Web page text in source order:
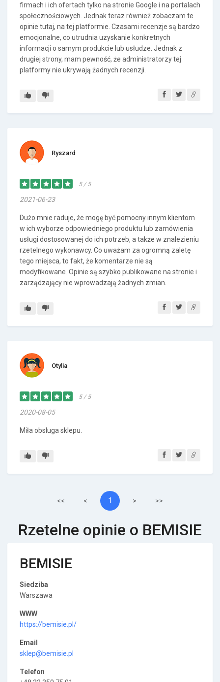
firmach i ich ofertach tylko na stronie Google i na portalach
społecznościowych. Jednak teraz również zobaczam te
opinie tutaj, na tej platformie. Czasami recenzje są bardzo
emocjonalne, co utrudnia uzyskanie konkretnych
informacji o samym produkcie lub usłudze. Jednak z
drugiej strony, mam pewność, że administratorzy tej
platformy nie ukrywają żadnych recenzji.
Ryszard
5 / 5
2021-06-23
Dużo mnie raduje, że mogę być pomocny innym klientom
w ich wyborze odpowiedniego produktu lub zamówienia
usługi dostosowanej do ich potrzeb, a także w znalezieniu
rzetelnego wykonawcy. Co uważam za ogromną zaletę
tego miejsca, to fakt, że komentarze nie są
modyfikowane. Opinie są szybko publikowane na stronie i
zarządzający nie wprowadzają żadnych zmian.
Otylia
5 / 5
2020-08-05
Miła obsluga sklepu.
<< < 1 > >>
Rzetelne opinie o BEMISIE
BEMISIE
Siedziba
Warszawa
WWW
https://bemisie.pl/
Email
sklep@bemisie.pl
Telefon